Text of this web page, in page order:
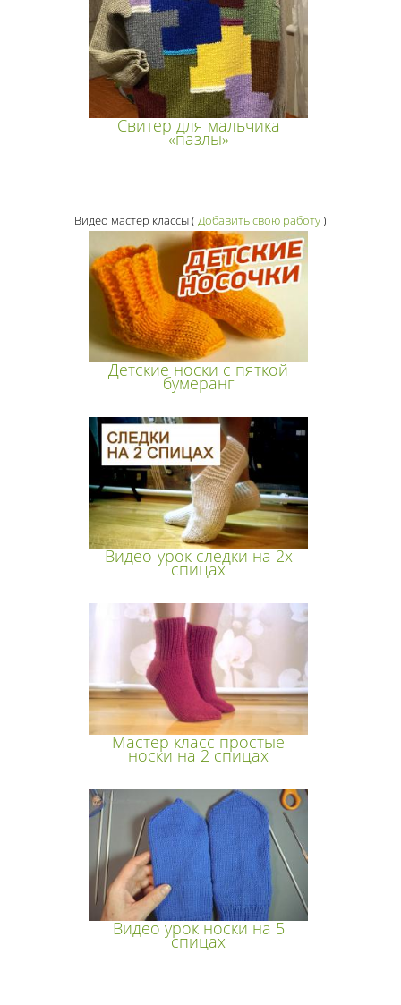
Свитер для мальчика
«пазлы»
Видео мастер классы( Добавить свою работу)
Детские носки с пяткой
бумеранг
Видео-урок следки на 2х
спицах
Мастер класс простые
носки на 2 спицах
Видео урок носки на 5
спицах